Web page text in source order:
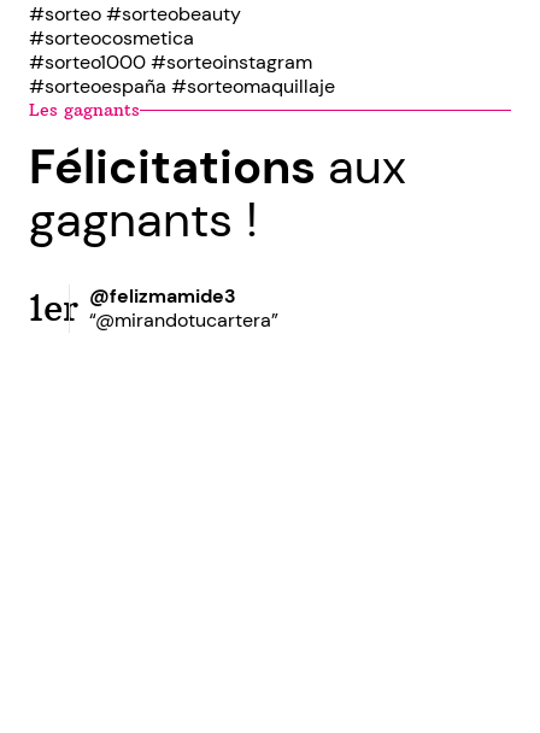
#sorteo #sorteobeauty
#sorteocosmetica
#sorteo1000 #sorteoinstagram
#sorteoespaña #sorteomaquillaje
Les gagnants
Félicitations aux
gagnants !
1er @felizmamide3
“@mirandotucartera”